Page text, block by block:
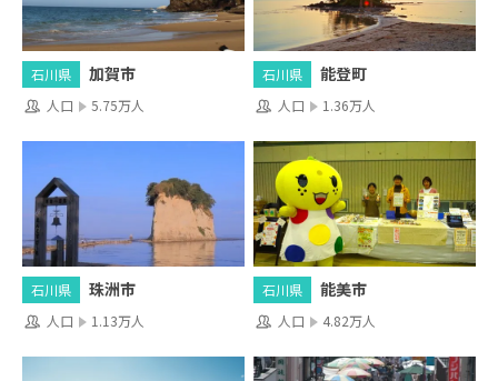
石川県 加賀市
人口 5.75万人
石川県 能登町
人口 1.36万人
石川県 珠洲市
人口 1.13万人
石川県 能美市
人口 4.82万人